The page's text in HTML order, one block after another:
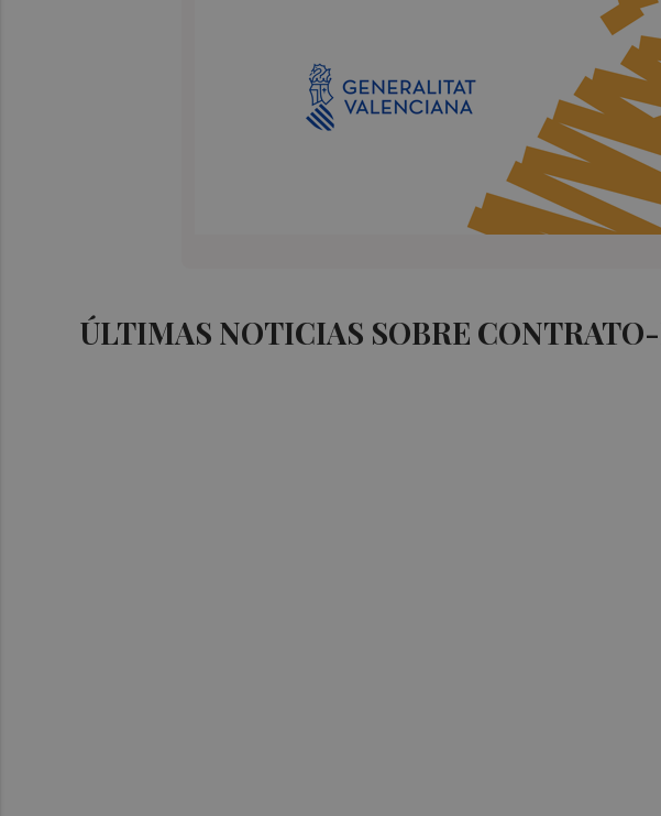
ÚLTIMAS NOTICIAS SOBRE